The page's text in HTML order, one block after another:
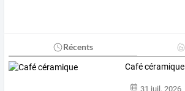
Récents
Café céramique
31 juil. 2026